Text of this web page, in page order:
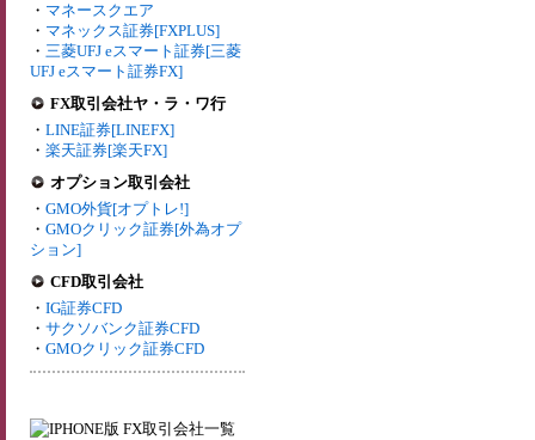
・ マネースクエア
・ マネックス証券[FXPLUS]
・ 三菱UFJ eスマート証券[三菱
UFJ eスマート証券FX]
FX取引会社ヤ・ラ・ワ行
・ LINE証券[LINEFX]
・ 楽天証券[楽天FX]
オプション取引会社
・ GMO外貨[オプトレ!]
・ GMOクリック証券[外為オプ
ション]
CFD取引会社
・ IG証券CFD
・ サクソバンク証券CFD
・ GMOクリック証券CFD